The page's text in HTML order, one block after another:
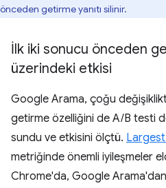
önceden getirme yanıtı silinir.
İlk iki sonucu önceden
üzerindeki etkisi
Google Arama, çoğu
getirme özelliğini de A/B testi
sundu ve etkisini ölçtü.
metriğinde önemli iyileşmeler
Chrome'da, Google